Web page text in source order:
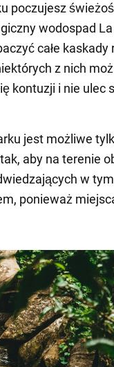
poczujesz
wodospad
całe
z nich
kontuzji i nie ulec
jest możliwe
aby na terenie
w
ponieważ